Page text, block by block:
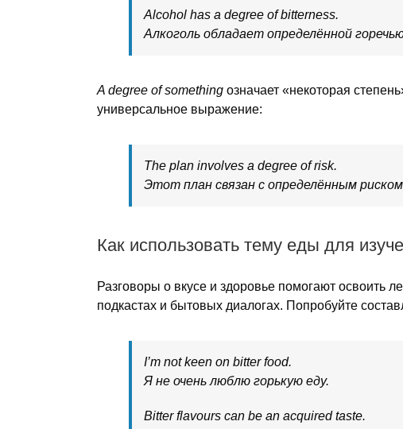
Alcohol has a degree of bitterness.
Алкоголь обладает определённой
A degree of something означает «некоторая
универсальное выражение:
The plan involves a degree of risk.
Этот план связан с определённым
Как использовать тему еды для
Разговоры о вкусе и здоровье помогают освоить
подкастах и бытовых диалогах. Попробуйте
I’m not keen on bitter food.
Я не очень люблю горькую еду.
Bitter flavours can be an acquired taste.